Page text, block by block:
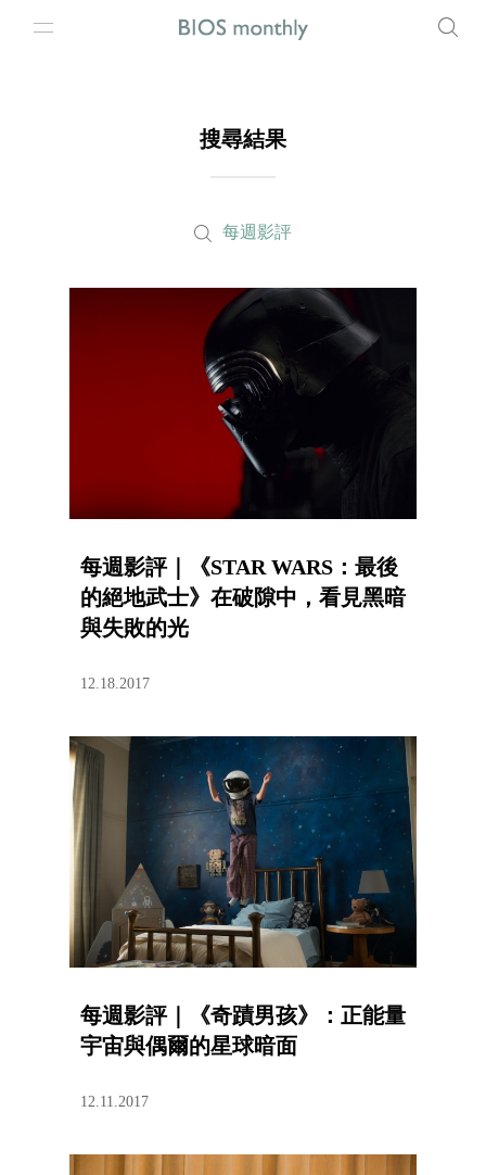
搜尋結果
每週影評
每週影評｜《STAR WARS：最後
的絕地武士》在破隙中，看見黑暗
與失敗的光
12.18.2017
每週影評｜《奇蹟男孩》：正能量
宇宙與偶爾的星球暗面
12.11.2017